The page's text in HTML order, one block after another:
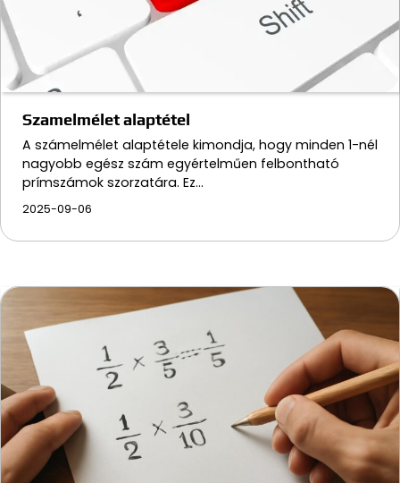
Szamelmélet alaptétel
A számelmélet alaptétele kimondja, hogy minden 1-nél
nagyobb egész szám egyértelműen felbontható
prímszámok szorzatára. Ez…
2025-09-06